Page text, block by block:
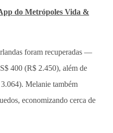
do Metrópoles Vida &
foram recuperadas —
400 (R$ 2.450), além de
Melanie também
economizando cerca de